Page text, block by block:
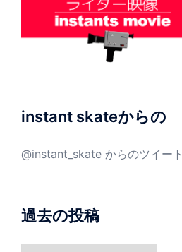
instant skateからの
@instant_skate からのツイート
過去の投稿